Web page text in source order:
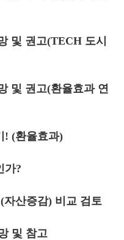
및 권고(TECH 도시
및 권고(환율효과 연
! (환율효과)
가?
(자산증감) 비교 검토
및 참고